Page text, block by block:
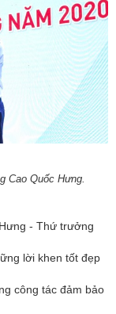
Cao Quốc Hưng.
- Thứ trưởng
lời khen tốt đẹp
công tác đảm bảo